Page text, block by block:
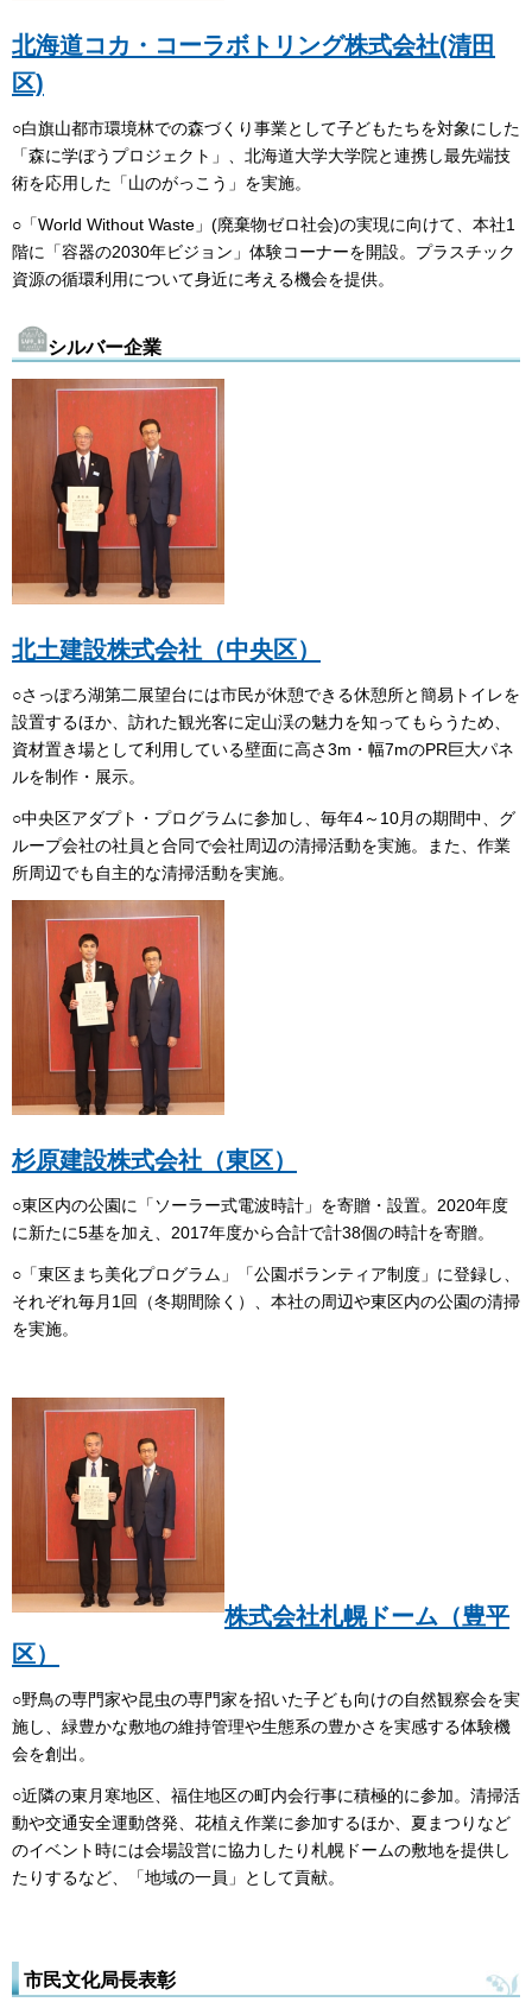
北海道コカ・コーラボトリング株式会社(清田
区)
○白旗山都市環境林での森づくり事業として子どもたちを対象にした
「森に学ぼうプロジェクト」、北海道大学大学院と連携し最先端技
術を応用した「山のがっこう」を実施。
○「World Without Waste」(廃棄物ゼロ社会)の実現に向けて、本社1
階に「容器の2030年ビジョン」体験コーナーを開設。プラスチック
資源の循環利用について身近に考える機会を提供。
シルバー企業
北土建設株式会社（中央区）
○さっぽろ湖第二展望台には市民が休憩できる休憩所と簡易トイレを
設置するほか、訪れた観光客に定山渓の魅力を知ってもらうため、
資材置き場として利用している壁面に高さ3m・幅7mのPR巨大パネ
ルを制作・展示。
○中央区アダプト・プログラムに参加し、毎年4～10月の期間中、グ
ループ会社の社員と合同で会社周辺の清掃活動を実施。また、作業
所周辺でも自主的な清掃活動を実施。
杉原建設株式会社（東区）
○東区内の公園に「ソーラー式電波時計」を寄贈・設置。2020年度
に新たに5基を加え、2017年度から合計で計38個の時計を寄贈。
○「東区まち美化プログラム」「公園ボランティア制度」に登録し、
それぞれ毎月1回（冬期間除く）、本社の周辺や東区内の公園の清掃
を実施。
株式会社札幌ドーム（豊平
区）
○野鳥の専門家や昆虫の専門家を招いた子ども向けの自然観察会を実
施し、緑豊かな敷地の維持管理や生態系の豊かさを実感する体験機
会を創出。
○近隣の東月寒地区、福住地区の町内会行事に積極的に参加。清掃活
動や交通安全運動啓発、花植え作業に参加するほか、夏まつりなど
のイベント時には会場設営に協力したり札幌ドームの敷地を提供し
たりするなど、「地域の一員」として貢献。
市民文化局長表彰